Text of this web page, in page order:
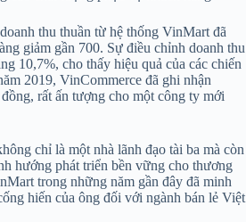
thu thuần từ hệ thống VinMart đã
giảm gần 700. Sự điều chỉnh doanh thu
10,7%, cho thấy hiệu quả của các chiến
2019, VinCommerce đã ghi nhận
rất ấn tượng cho một công ty mới
chỉ là một nhà lãnh đạo tài ba mà còn
hướng phát triển bền vững cho thương
trong những năm gần đây đã minh
hiến của ông đối với ngành bán lẻ Việt